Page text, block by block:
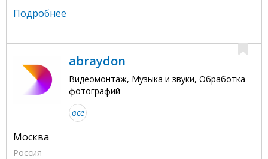
Подробнее
abraydon
Видеомонтаж, Музыка и звуки, Обработка
фотографий
все
Москва
Россия